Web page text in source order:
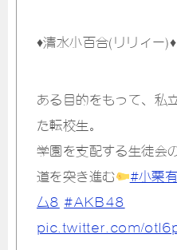
♦️清水小百合(リリィー)♦️
ある目的をもって、私
た転校生。
学園を支配する生徒会
道を突き進む
#小栗
ム8 #AKB48
pic.twitter.com/